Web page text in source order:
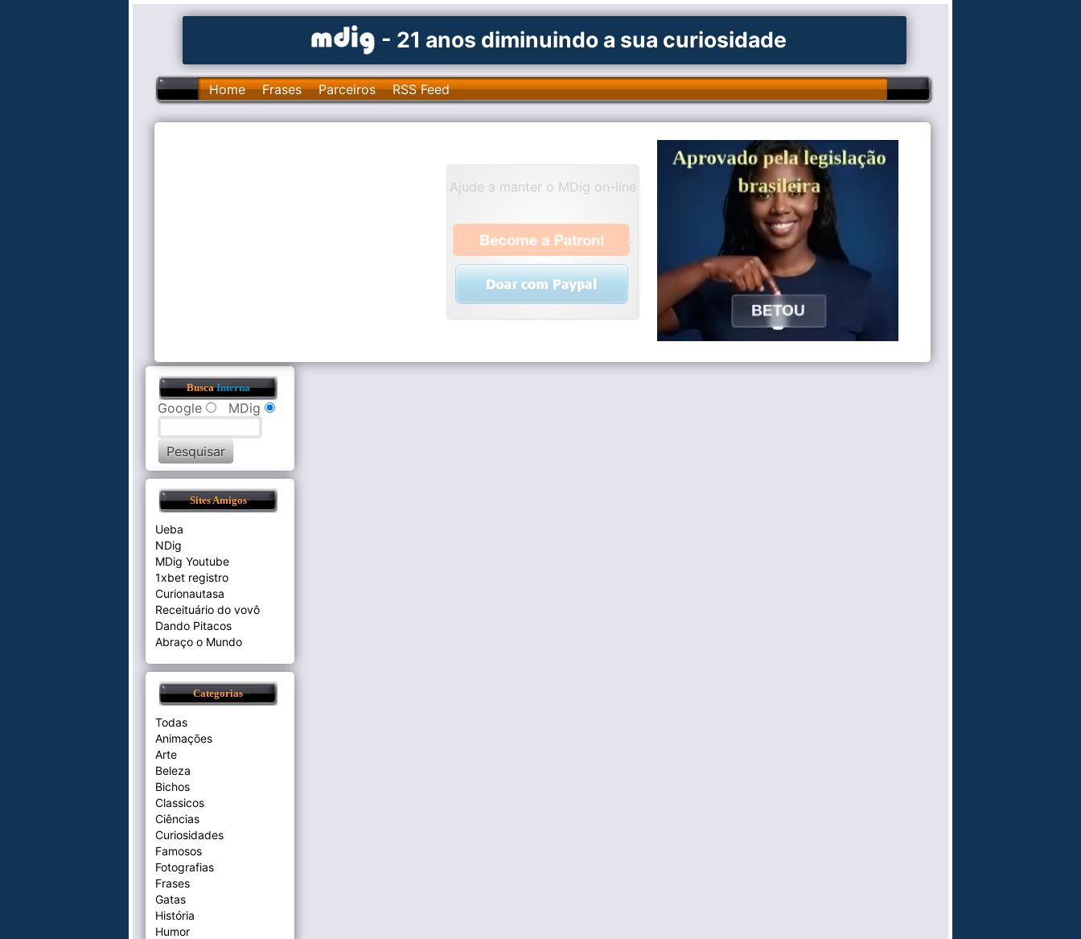
- 21 anos diminuindo a sua curiosidade
Home Frases Parceiros RSS Feed
Ajude a manter o MDig on-line
.
BuscaInterna
Google MDig
Sites Amigos
Ueba
NDig
MDig Youtube
1xbet registro
Curionautasa
Receituário do vovô
Dando Pitacos
Abraço o Mundo
Categorias
Todas
Animações
Arte
Beleza
Bichos
Classicos
Ciências
Curiosidades
Famosos
Fotografias
Frases
Gatas
História
Humor